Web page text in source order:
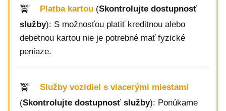
Platba kartou (Skontrolujte dostupnosť
služby): S možnosťou platiť kreditnou alebo
debetnou kartou nie je potrebné mať fyzické
peniaze.
Služby vozidiel s viacerými miestami
(Skontrolujte dostupnosť služby): Ponúkame